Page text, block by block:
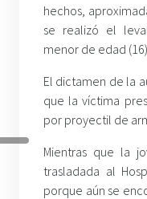
hechos,
se realizó el
menor de edad (16).
El dictamen de la
que la víctima
por proyectil de
Mientras que la
trasladada al
porque aún se